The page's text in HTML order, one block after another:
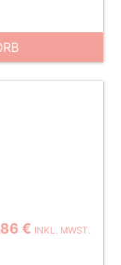
€ INKL. MWST.